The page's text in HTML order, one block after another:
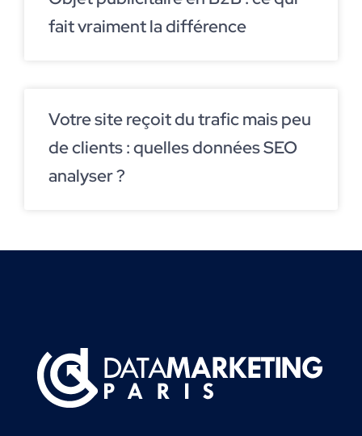
fait vraiment la différence
Votre site reçoit du trafic mais peu
de clients : quelles données SEO
analyser ?